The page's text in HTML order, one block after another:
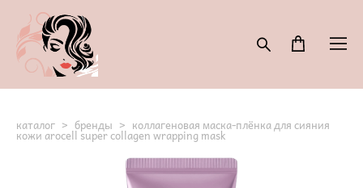
каталог > бренды > коллагеновая маска-плёнка для сияния
кожи arocell super collagen wrapping mask